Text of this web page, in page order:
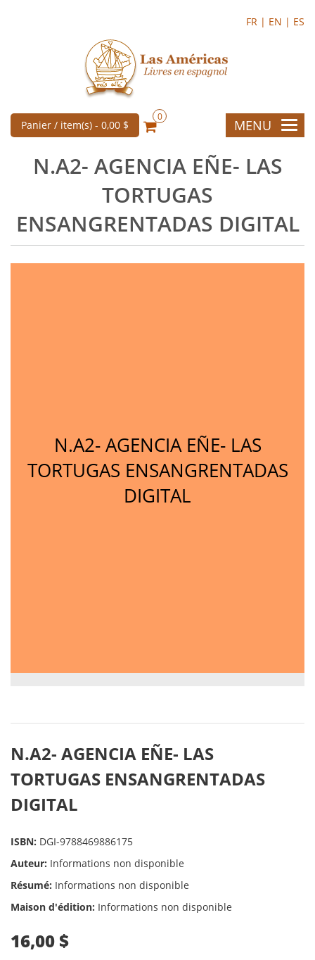
FR | EN | ES
Panier / item(s) - 0,00 $
0
MENU
N.A2- AGENCIA EÑE- LAS
TORTUGAS
ENSANGRENTADAS DIGITAL
N.A2- AGENCIA EÑE- LAS
TORTUGAS ENSANGRENTADAS
DIGITAL
N.A2- AGENCIA EÑE- LAS
TORTUGAS ENSANGRENTADAS
DIGITAL
ISBN: DGI-9788469886175
Auteur: Informations non disponible
Résumé: Informations non disponible
Maison d'édition: Informations non disponible
16,00 $